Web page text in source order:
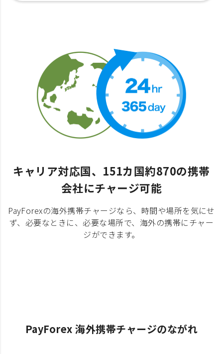
キャリア対応国、151カ国約870の携帯
会社にチャージ可能
PayForexの海外携帯チャージなら、時間や場所を気にせ
ず、必要なときに、必要な場所で、海外の携帯にチャー
ジができます。
PayForex 海外携帯チャージのながれ